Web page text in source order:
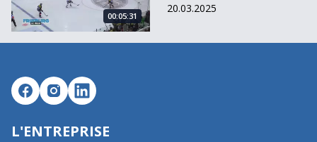
00:05:31
20.03.2025
L'ENTREPRISE